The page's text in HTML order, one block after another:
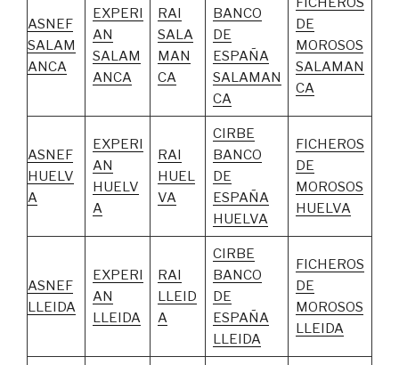
ASNEF
SALAM
ANCA
EXPERI
AN
SALAM
ANCA
RAI
SALA
MAN
CA
BANCO
DE
ESPAÑA
SALAMAN
CA
DE
MOROSOS
SALAMAN
CA
ASNEF
HUELV
A
EXPERI
AN
HUELV
A
RAI
HUEL
VA
CIRBE
BANCO
DE
ESPAÑA
HUELVA
FICHEROS
DE
MOROSOS
HUELVA
ASNEF
LLEIDA
EXPERI
AN
LLEIDA
RAI
LLEID
A
CIRBE
BANCO
DE
ESPAÑA
LLEIDA
FICHEROS
DE
MOROSOS
LLEIDA